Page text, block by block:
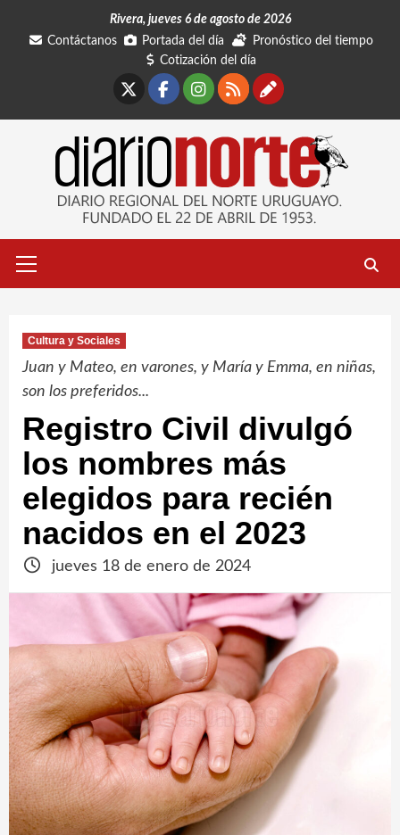
Rivera, jueves 6 de agosto de 2026
Contáctanos
Portada del día
Pronóstico del tiempo
Cotización del día
Facebook
Instagram
RSSContáctanos
primario
Cultura y Sociales
Juan y Mateo, en varones, y María y Emma, en niñas,
son los preferidos...
Registro Civil divulgó
los nombres más
elegidos para recién
nacidos en el 2023
jueves 18 de enero de 2024